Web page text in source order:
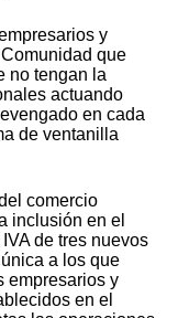
y
que
no tengan la
actuando
en cada
de ventanilla
comercio
inclusión en el
de tres nuevos
a los que
empresarios y
en el